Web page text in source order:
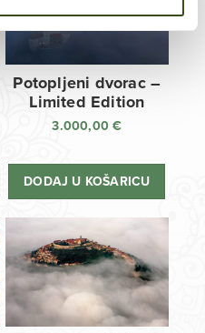
Potopljeni dvorac –
Limited Edition
3.000,00€
DODAJ U KOŠARICU